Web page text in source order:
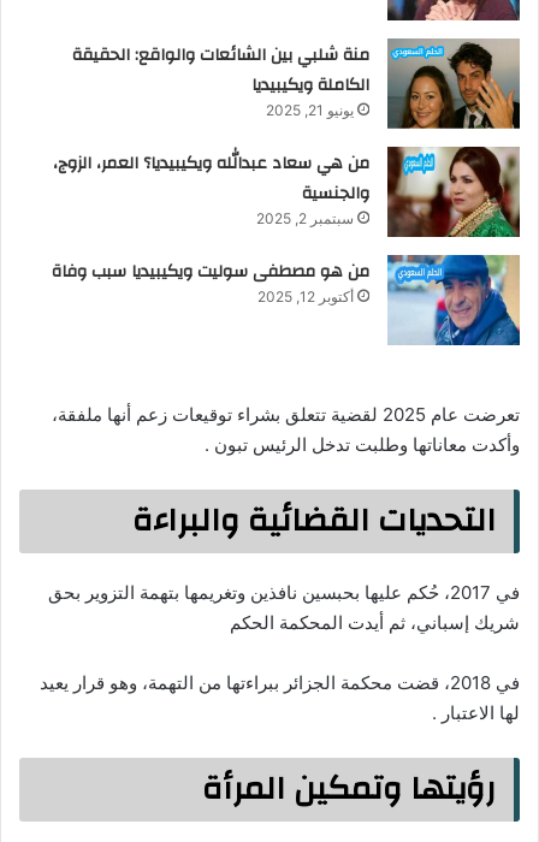
منة شلبي بين الشائعات والواقع: الحقيقة
الكاملة ويكيبيديا
يونيو 21, 2025
من هي سعاد عبدالله ويكيبيديا؟ العمر، الزوج،
والجنسية
سبتمبر 2, 2025
من هو مصطفى سوليت ويكيبيديا سبب وفاة
أكتوبر 12, 2025
تعرضت عام 2025 لقضية تتعلق بشراء توقيعات زعم أنها ملفقة،
وأكدت معاناتها وطلبت تدخل الرئيس تبون .
التحديات القضائية والبراءة
في 2017، حُكم عليها بحبسين نافذين وتغريمها بتهمة التزوير بحق
شريك إسباني، ثم أيدت المحكمة الحكم
في 2018، قضت محكمة الجزائر ببراءتها من التهمة، وهو قرار يعيد
لها الاعتبار .
رؤيتها وتمكين المرأة